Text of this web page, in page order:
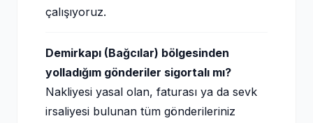
çalışıyoruz.
Demirkapı (Bağcılar) bölgesinden
yolladığım gönderiler sigortalı mı?
Nakliyesi yasal olan, faturası ya da sevk
irsaliyesi bulunan tüm gönderileriniz